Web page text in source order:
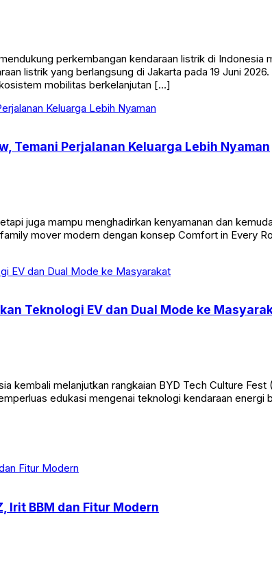
perkembangan kendaraan listrik di Indonesia
listrik yang berlangsung di Jakarta pada 19 Juni
mobilitas berkelanjutan […]
Temani Perjalanan Keluarga Lebih Nyaman
juga mampu menghadirkan kenyamanan dan
mover modern dengan konsep Comfort in Every
Teknologi EV dan Dual Mode ke
kembali melanjutkan rangkaian BYD Tech Culture
edukasi mengenai teknologi kendaraan
Irit BBM dan Fitur Modern